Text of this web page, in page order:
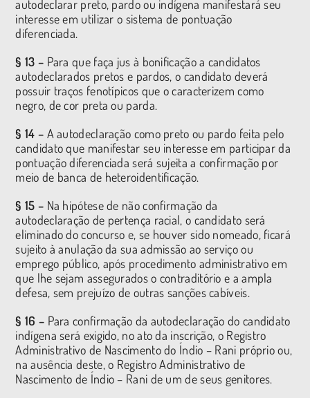
autodeclarar preto, pardo ou indígena manifestará seu
interesse em utilizar o sistema de pontuação
diferenciada.
§ 13 – Para que faça jus à bonificação a candidatos
autodeclarados pretos e pardos, o candidato deverá
possuir traços fenotípicos que o caracterizem como
negro, de cor preta ou parda.
§ 14 – A autodeclaração como preto ou pardo feita pelo
candidato que manifestar seu interesse em participar da
pontuação diferenciada será sujeita a confirmação por
meio de banca de heteroidentificação.
§ 15 – Na hipótese de não confirmação da
autodeclaração de pertença racial, o candidato será
eliminado do concurso e, se houver sido nomeado, ficará
sujeito à anulação da sua admissão ao serviço ou
emprego público, após procedimento administrativo em
que lhe sejam assegurados o contraditório e a ampla
defesa, sem prejuízo de outras sanções cabíveis.
§ 16 – Para confirmação da autodeclaração do candidato
indígena será exigido, no ato da inscrição, o Registro
Administrativo de Nascimento do Índio – Rani próprio ou,
na ausência deste, o Registro Administrativo de
Nascimento de Índio – Rani de um de seus genitores.